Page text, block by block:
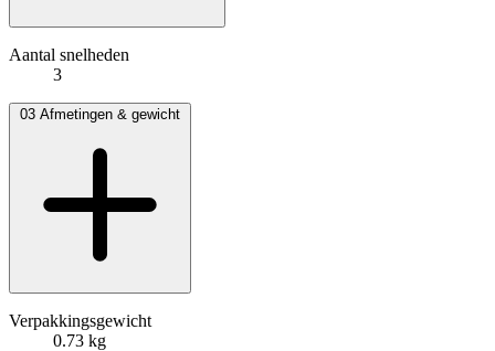
Aantal snelheden
3
03 Afmetingen & gewicht
Verpakkingsgewicht
0.73 kg